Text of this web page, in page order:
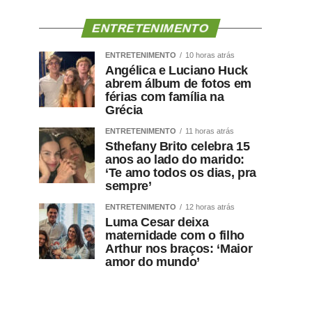
ENTRETENIMENTO
ENTRETENIMENTO 10 horas atrás
Angélica e Luciano Huck
abrem álbum de fotos em
férias com família na
Grécia
ENTRETENIMENTO 11 horas atrás
Sthefany Brito celebra 15
anos ao lado do marido:
‘Te amo todos os dias, pra
sempre’
ENTRETENIMENTO 12 horas atrás
Luma Cesar deixa
maternidade com o filho
Arthur nos braços: ‘Maior
amor do mundo’